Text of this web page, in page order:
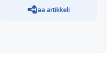
Jaa artikkeli